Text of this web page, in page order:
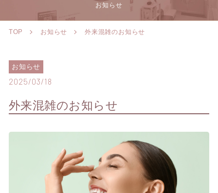
お知らせ
TOP お知らせ 外来混雑のお知らせ
お知らせ
2025/03/18
外来混雑のお知らせ